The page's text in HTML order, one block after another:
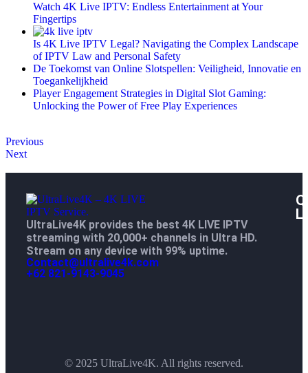
Watch 4K Live IPTV: Endless Entertainment at Your
Fingertips
Is 4K Live IPTV Legal? Navigating the Complex Landscape
of IPTV Law and Personal Safety
De Toekomst van Online Slotspellen: Veiligheid, Innovatie en
Toegankelijkheid
Player Engagement Strategies in Digital Slot Gaming:
Unlocking the Power of Free Play Experiences
Previous
Next
UltraLive4K provides the best 4K LIVE IPTV
streaming with 20,000+ channels in Ultra HD.
Stream on any device with 99% uptime.
Contact@ultralive4k.com
+62 821-9143-9045
© 2025 UltraLive4K. All rights reserved.